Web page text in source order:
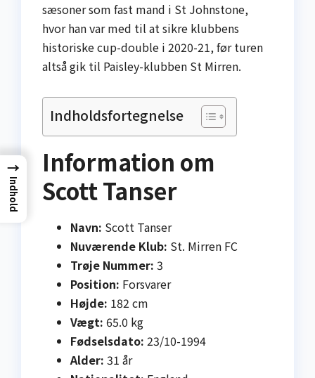
sæsoner som fast mand i St Johnstone,
hvor han var med til at sikre klubbens
historiske cup-double i 2020-21, før turen
altså gik til Paisley-klubben St Mirren.
Indholdsfortegnelse
Information om
Scott Tanser
Navn: Scott Tanser
Nuværende Klub: St. Mirren FC
Trøje Nummer: 3
Position: Forsvarer
Højde: 182 cm
Vægt: 65.0 kg
Fødselsdato: 23/10-1994
Alder: 31 år
→
Indhold